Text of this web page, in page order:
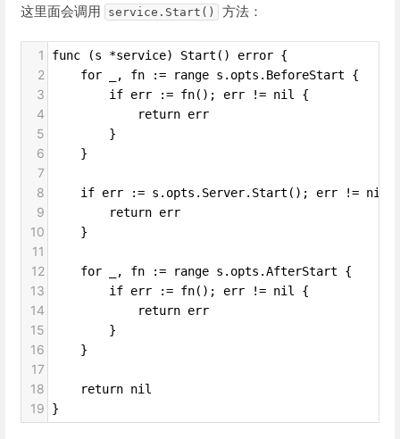
这里面会调用 service.Start() 方法：
1 func (s *service) Start() error {
2 for _, fn := range s.opts.BeforeStart {
3 if err := fn(); err != nil {
4 return err
5 }
6 }
7
8
if err := s.opts.Server.Start(); err != nil
9 return err
10 }
11
12
for _, fn := range s.opts.AfterStart {
13 if err := fn(); err != nil {
14 return err
15 }
16 }
17
18
return nil
19 }